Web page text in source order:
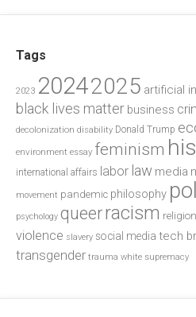
Tags
2023 20242025 artificial
black lives matter business
decolonization disability Donald Trump
environment essay feminism
international affairs labor law media
movement pandemic philosophy
psychology queerracism religion
violence slavery social media tech
transgender trauma white supremacy